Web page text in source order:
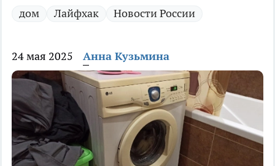
дом Лайфхак Новости России
24 мая 2025 Анна Кузьмина